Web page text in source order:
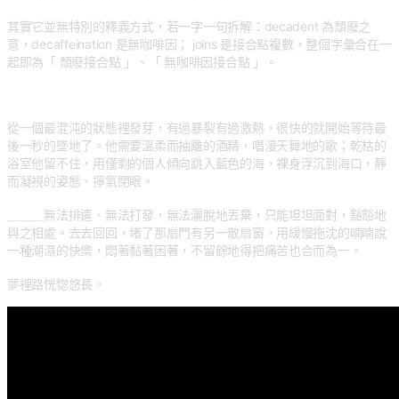
其實它並無特別的釋義方式，若一字一句拆解：decadent 為頹廢之
意，decaffeination 是無咖啡因； joins 是接合點複數，整個字彙合在一
起即為「 頹廢接合點 」、「 無咖啡因接合點 」。
從一個最混沌的狀態裡發芽，有過暴裂有過激熱，很快的就開始等待最
後一秒的墜地了。他需要溫柔而抽離的酒精，唱漫天舞地的歌；乾枯的
浴室他留不住，用僅剩的個人傾向跳入藍色的海，裸身浮沉到海口，靜
而凝視的姿態、擰氣閉眼。
＿＿＿無法排遣、無法打發，無法灑脫地丟棄，只能坦坦面對，豁豁地
與之相處。去去回回，堵了那扇門有另一散扇窗，用緩慢拖沈的喃喃說
一種潮濕的快樂，悶著黏著困著，不留餘地得把痛苦也合而為一。
夢裡路恍惚悠長。